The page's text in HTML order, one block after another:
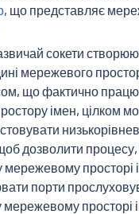
, що представляє
сокети
мережевого
що фактично
імен, цілком
дозволити
просторі
порти
мережевому просторі